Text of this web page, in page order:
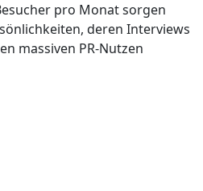
pro Monat sorgen
deren Interviews
massiven PR-Nutzen